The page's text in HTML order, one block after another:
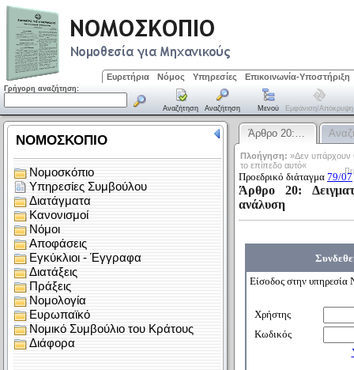
Ευρετήρια Νόμος Υπηρεσίες Επικοινωνία-Υποστήριξη
Γρήγορη αναζήτηση:
Αναζήτηση Αναζήτηση Μενού Εμφάνιση/απόκρυψη
Άρθρο 20:…